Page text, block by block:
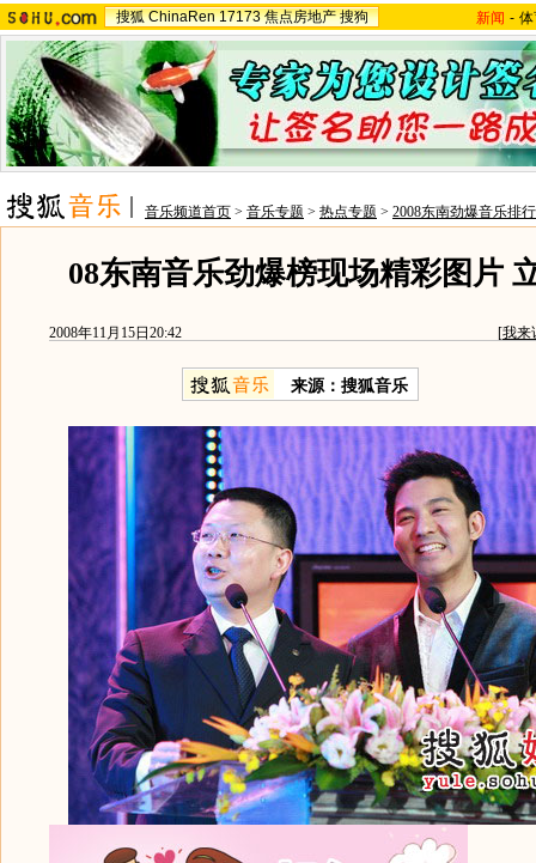
搜狐 ChinaRen 17173 焦点房地产 搜狗 新闻 -
音乐频道首页 > 音乐专题 > 热点专题 > 2008东南劲爆音乐排
08东南音乐劲爆榜现场精彩图片
2008年11月15日20:42 [我来
来源：搜狐音乐